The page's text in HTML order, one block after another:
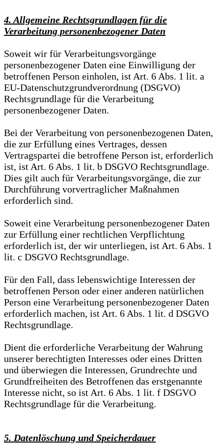
4. Allgemeine Rechtsgrundlagen für die
Verarbeitung personenbezogener Daten
Soweit wir für Verarbeitungsvorgänge
personenbezogener Daten eine Einwilligung der
betroffenen Person einholen, ist Art. 6 Abs. 1 lit. a
EU-Datenschutzgrundverordnung (DSGVO)
Rechtsgrundlage für die Verarbeitung
personenbezogener Daten.
Bei der Verarbeitung von personenbezogenen Daten,
die zur Erfüllung eines Vertrages, dessen
Vertragspartei die betroffene Person ist, erforderlich
ist, ist Art. 6 Abs. 1 lit. b DSGVO Rechtsgrundlage.
Dies gilt auch für Verarbeitungsvorgänge, die zur
Durchführung vorvertraglicher Maßnahmen
erforderlich sind.
Soweit eine Verarbeitung personenbezogener Daten
zur Erfüllung einer rechtlichen Verpflichtung
erforderlich ist, der wir unterliegen, ist Art. 6 Abs. 1
lit. c DSGVO Rechtsgrundlage.
Für den Fall, dass lebenswichtige Interessen der
betroffenen Person oder einer anderen natürlichen
Person eine Verarbeitung personenbezogener Daten
erforderlich machen, ist Art. 6 Abs. 1 lit. d DSGVO
Rechtsgrundlage.
Dient die erforderliche Verarbeitung der Wahrung
unserer berechtigten Interesses oder eines Dritten
und überwiegen die Interessen, Grundrechte und
Grundfreiheiten des Betroffenen das erstgenannte
Interesse nicht, so ist Art. 6 Abs. 1 lit. f DSGVO
Rechtsgrundlage für die Verarbeitung.
5. Datenlöschung und Speicherdauer